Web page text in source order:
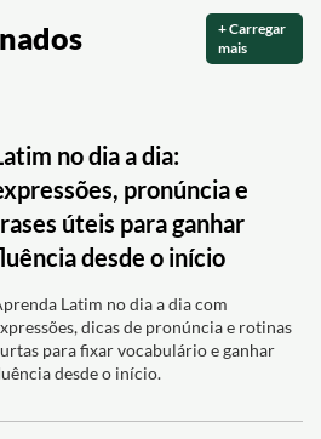
+ Carregar
mais
no dia a dia:
pronúncia e
úteis para ganhar
desde o início
Latim no dia a dia com
dicas de pronúncia e rotinas
para fixar vocabulário e ganhar
desde o início.